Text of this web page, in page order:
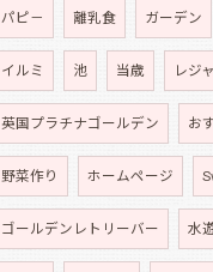
パピ－ 離乳食 ガーデン
イルミ 池 当歳 レジ
英国プラチナゴールデン お
野菜作り ホームページ
ゴールデンレトリーバー 水